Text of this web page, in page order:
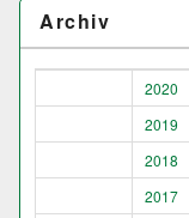
Archiv
2020
2019
2018
2017